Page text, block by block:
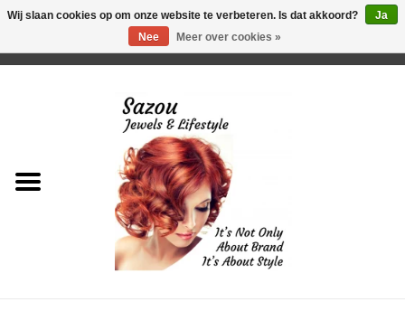
Just for Him
Wij slaan cookies op om onze website te verbeteren. Is dat akkoord?
Ja
Nee
Meer over cookies »